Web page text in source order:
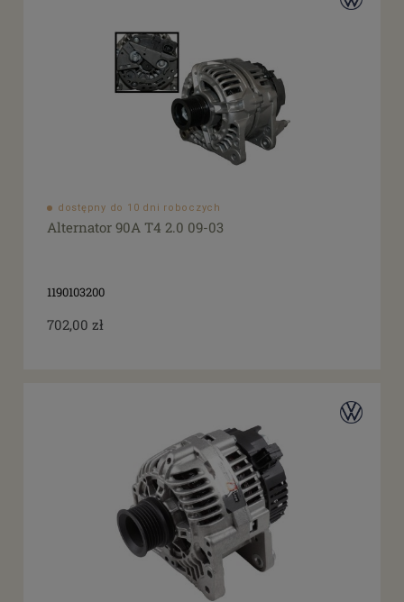
dostępny do 10 dni roboczych
Alternator 90A T4 2.0 09-03
1190103200
702,00 zł